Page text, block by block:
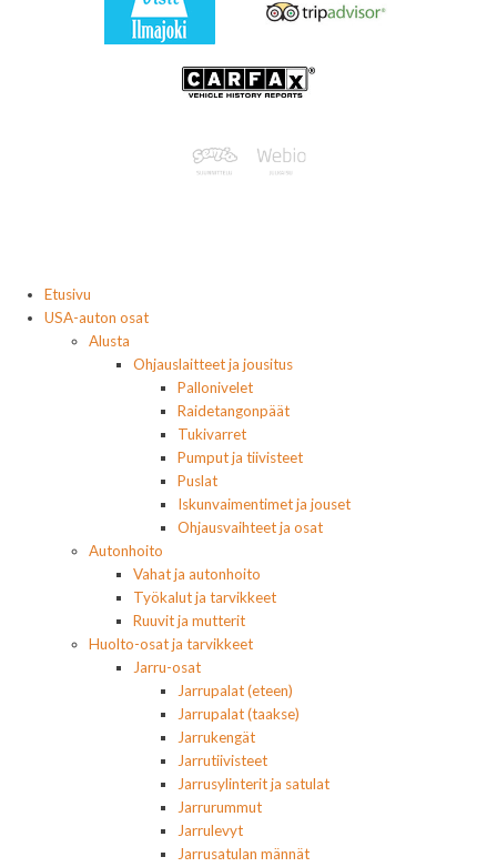
Etusivu
USA-auton osat
Alusta
Ohjauslaitteet ja jousitus
Pallonivelet
Raidetangonpäät
Tukivarret
Pumput ja tiivisteet
Puslat
Iskunvaimentimet ja jouset
Ohjausvaihteet ja osat
Autonhoito
Vahat ja autonhoito
Työkalut ja tarvikkeet
Ruuvit ja mutterit
Huolto-osat ja tarvikkeet
Jarru-osat
Jarrupalat (eteen)
Jarrupalat (taakse)
Jarrukengät
Jarrutiivisteet
Jarrusylinterit ja satulat
Jarrurummut
Jarrulevyt
Jarrusatulan männät